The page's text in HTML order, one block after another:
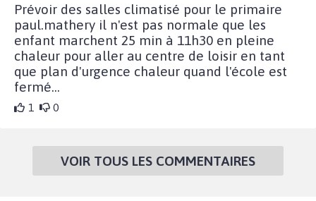
Prévoir des salles climatisé pour le primaire
paul.mathery il n'est pas normale que les
enfant marchent 25 min à 11h30 en pleine
chaleur pour aller au centre de loisir en tant
que plan d'urgence chaleur quand l'école est
fermé...
1 0
VOIR TOUS LES COMMENTAIRES